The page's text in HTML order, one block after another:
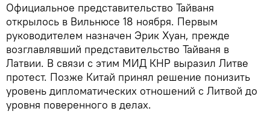
Официальное представительство Тайваня
открылось в Вильнюсе 18 ноября. Первым
руководителем назначен Эрик Хуан, прежде
возглавлявший представительство Тайваня в
Латвии. В связи с этим МИД КНР выразил Литве
протест. Позже Китай принял решение понизить
уровень дипломатических отношений с Литвой до
уровня поверенного в делах.